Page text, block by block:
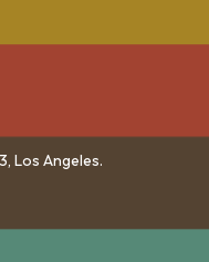
Los Angeles.